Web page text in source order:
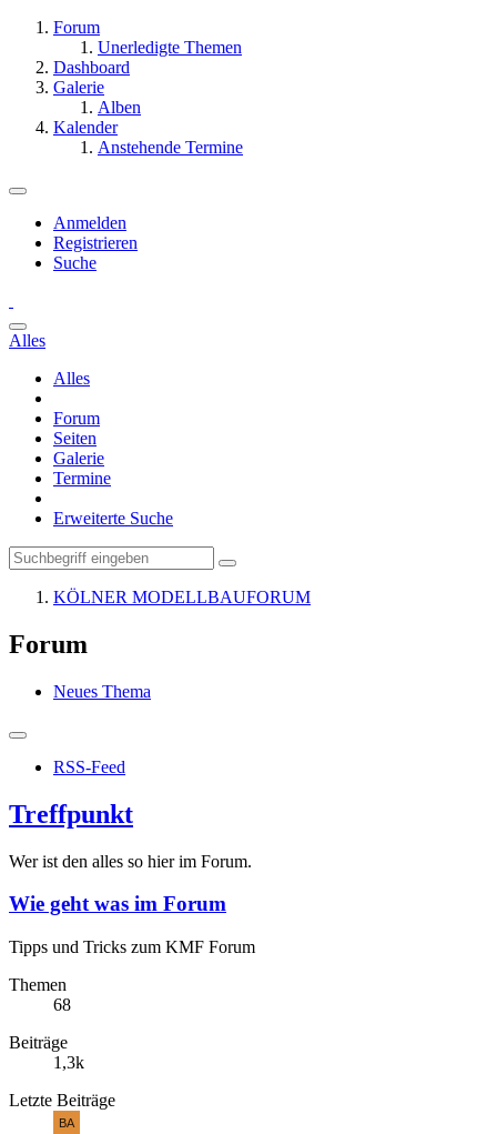
Forum
Unerledigte Themen
Dashboard
Galerie
Alben
Kalender
Anstehende Termine
Anmelden
Registrieren
Suche
Alles
Alles
Forum
Seiten
Galerie
Termine
Erweiterte Suche
KÖLNER MODELLBAUFORUM
Forum
Neues Thema
RSS-Feed
Treffpunkt
Wer ist den alles so hier im Forum.
Wie geht was im Forum
Tipps und Tricks zum KMF Forum
Themen
68
Beiträge
1,3k
Letzte Beiträge